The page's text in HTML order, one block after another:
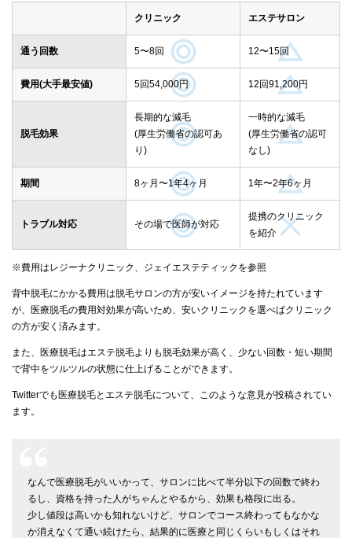
クリニック エステサロン
通う回数 5〜8回 12〜15回
費用(大手最安値) 5回54,000円 12回91,200円
脱毛効果
長期的な減毛
(厚生労働省の認可あ
り)
一時的な減毛
(厚生労働省の認可
なし)
期間 8ヶ月〜1年4ヶ月 1年〜2年6ヶ月
トラブル対応 その場で医師が対応
提携のクリニック
を紹介
※費用はレジーナクリニック、ジェイエステティックを参照
背中脱毛にかかる費用は脱毛サロンの方が安いイメージを持たれています
が、医療脱毛の費用対効果が高いため、安いクリニックを選べばクリニック
の方が安く済みます。
また、医療脱毛はエステ脱毛よりも脱毛効果が高く、少ない回数・短い期間
で背中をツルツルの状態に仕上げることができます。
Twitterでも医療脱毛とエステ脱毛について、このような意見が投稿されてい
ます。
なんで医療脱毛がいいかって、サロンに比べて半分以下の回数で終わ
るし、資格を持った人がちゃんとやるから、効果も格段に出る。
少し値段は高いかも知れないけど、サロンでコース終わってもなかな
か消えなくて通い続けたら、結果的に医療と同じくらいもしくはそれ